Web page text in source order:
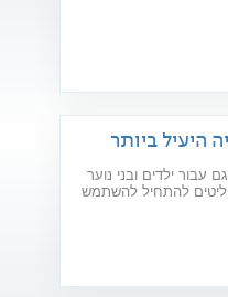
היעיל ביותר
עבור ילדים ובני נוער
להתחיל להשתמש